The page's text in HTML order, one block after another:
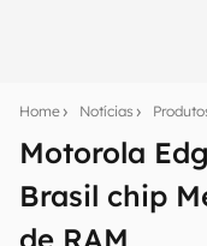
Home Notícias
Motorola
Brasil chip
de RAM
notícias e
mão.
E-mail